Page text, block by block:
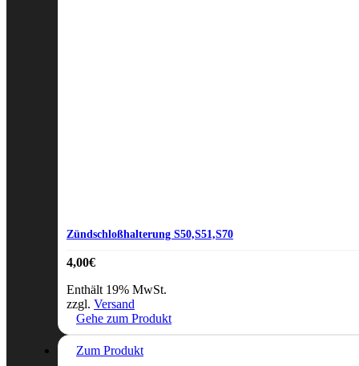
Zündschloßhalterung S50,S51,S70
4,00€
Enthält 19% MwSt.
zzgl. Versand
Gehe zum Produkt
Zum Produkt